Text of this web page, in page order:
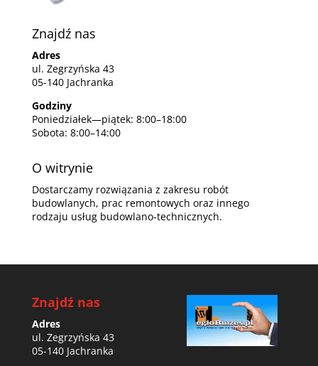
Znajdź nas
Adres
ul. Zegrzyńska 43
05-140 Jachranka
Godziny
Poniedziałek—piątek: 8:00–18:00
Sobota: 8:00–14:00
O witrynie
Dostarczamy rozwiązania z zakresu robót
budowlanych, prac remontowych oraz innego
rodzaju usług budowlano-technicznych.
Znajdź nas
Adres
ul. Zegrzyńska 43
05-140 Jachranka